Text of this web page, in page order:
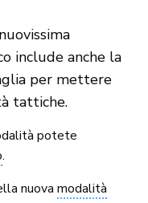
include anche la
per mettere
tattiche.
potete
.
nuovamodalità